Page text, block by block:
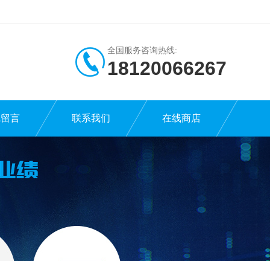
全国服务咨询热线:
18120066267
言 联系我们 在线商店